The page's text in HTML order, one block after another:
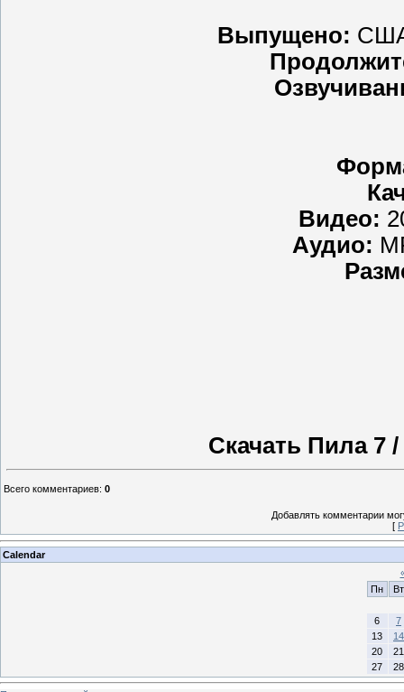
Выпущено:
Видео:
Аудио:
Скачать Пила 7 /
Всего комментариев: 0
Добавлять комментарии
[
Calendar
Пн
Вт
6
7
13
14
20
21
27
28